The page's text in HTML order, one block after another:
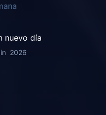
nuevo día
2026